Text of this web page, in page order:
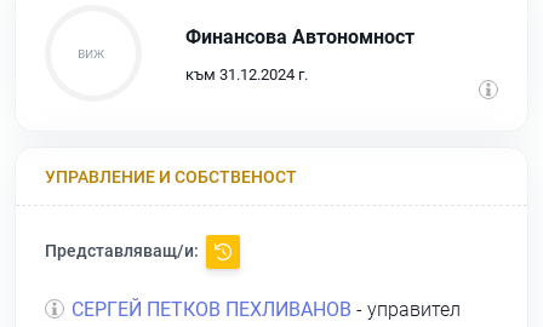
Финансова Автономност
към 31.12.2024 г.
УПРАВЛЕНИЕ И СОБСТВЕНОСТ
Представляващ/и:
СЕРГЕЙ ПЕТКОВ ПЕХЛИВАНОВ - управител